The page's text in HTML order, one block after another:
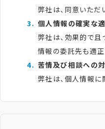
弊社は、同意いただ
個人情報の確実な
弊社は、効果的で且
情報の委託先も適
苦情及び相談への
弊社は、個人情報に